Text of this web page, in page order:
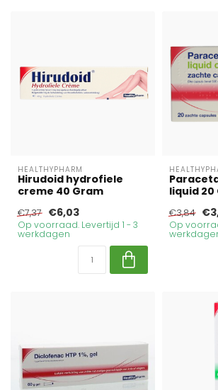
HEALTHYPHARM
Hirudoid hydrofiele
creme 40 Gram
€7,37 €6,03
Op voorraad. Levertijd 1 - 3
werkdagen
liquid 20
€3,84
Op